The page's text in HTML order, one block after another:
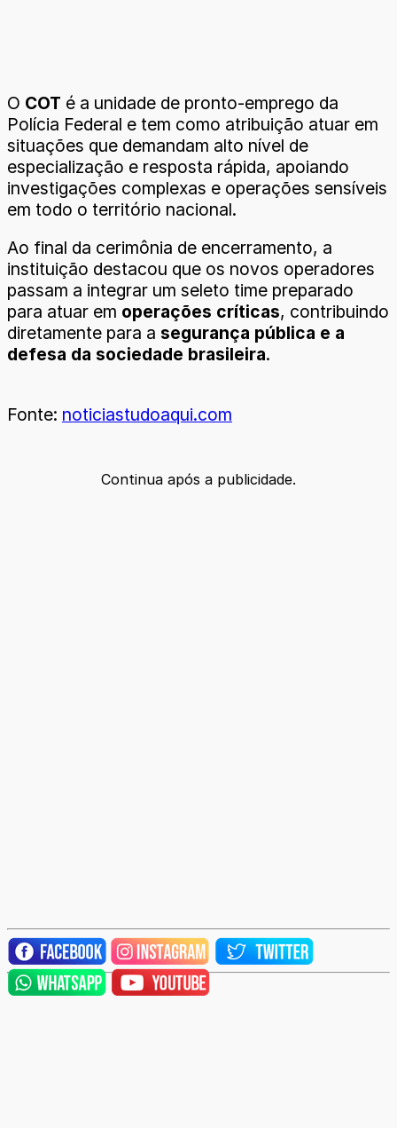
O COT é a unidade de pronto-emprego da
Polícia Federal e tem como atribuição atuar em
situações que demandam alto nível de
especialização e resposta rápida, apoiando
investigações complexas e operações sensíveis
em todo o território nacional.
Ao final da cerimônia de encerramento, a
instituição destacou que os novos operadores
passam a integrar um seleto time preparado
para atuar em operações críticas, contribuindo
diretamente para a segurança pública e a
defesa da sociedade brasileira.
Fonte: noticiastudoaqui.com
Continua após a publicidade.